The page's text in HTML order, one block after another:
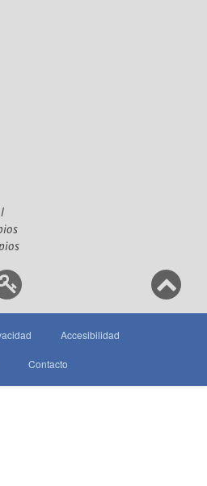
Accesibilidad
Contacto